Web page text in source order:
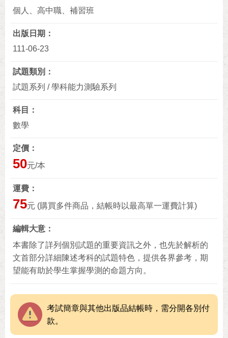
個人、高中職、補習班
出版日期
111-06-23
試題類別
試題系列 / 學科能力測驗系列
科目
數學
定價
50元/本
運費
75元 (購買多件商品，結帳時以最高單一運費計算)
編輯大意
本書除了詳列個別試題的重要資訊之外，也先於解析的
文首部分詳細陳述考科的試題特色，提供各界參考，期
望能有助於學生掌握學測的命題方向。
考試簡章與其他出版品結帳時，需分開各別付
款。